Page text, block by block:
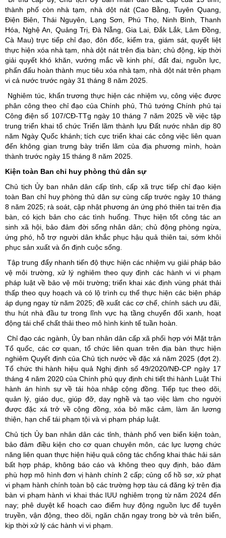
thành phố còn nhà tạm, nhà dột nát (Cao Bằng, Tuyên Quang,
Điện Biên, Thái Nguyên, Lạng Sơn, Phú Thọ, Ninh Bình, Thanh
Hóa, Nghệ An, Quảng Trị, Đà Nẵng, Gia Lai, Đắk Lắk, Lâm Đồng,
Cà Mau) trực tiếp chỉ đạo, đôn đốc, kiểm tra, giám sát, quyết liệt
thực hiện xóa nhà tạm, nhà dột nát trên địa bàn; chủ động, kịp thời
giải quyết khó khăn, vướng mắc về kinh phí, đất đai, nguồn lực,
phấn đấu hoàn thành mục tiêu xóa nhà tạm, nhà dột nát trên phạm
vi cả nước trước ngày 31 tháng 8 năm 2025.
Nghiêm túc, khẩn trương thực hiện các nhiệm vụ, công việc được
phân công theo chỉ đạo của Chính phủ, Thủ tướng Chính phủ tại
Công điện số 107/CĐ-TTg ngày 10 tháng 7 năm 2025 về việc tập
trung triển khai tổ chức Triển lãm thành lựu Đất nước nhân dịp 80
năm Ngày Quốc khánh; tích cực triển khai các công việc liên quan
đến không gian trưng bày triển lãm của địa phương mình, hoàn
thành trước ngày 15 tháng 8 năm 2025.
Kiện toàn Ban chỉ huy phòng thủ dân sự
Chủ tịch Ủy ban nhân dân cấp tỉnh, cấp xã trực tiếp chỉ đạo kiện
toàn Ban chỉ huy phòng thủ dân sự cùng cấp trước ngày 10 tháng
8 năm 2025; rà soát, cập nhật phương án ứng phó thiên tai trên địa
bàn, có kịch bản cho các tình huống. Thực hiện tốt công tác an
sinh xã hội, bảo đảm đời sống nhân dân; chủ động phòng ngừa,
ứng phó, hỗ trợ người dân khắc phục hậu quả thiên tai, sớm khôi
phục sản xuất và ổn định cuộc sống.
Tập trung đẩy nhanh tiến độ thực hiện các nhiệm vụ giải pháp bảo
vệ môi trường, xử lý nghiêm theo quy định các hành vi vi phạm
pháp luật về bảo vệ môi trường; triển khai xác định vùng phát thải
thấp theo quy hoạch và có lộ trình cụ thể thực hiện các biện pháp
áp dụng ngay từ năm 2025; đề xuất các cơ chế, chính sách ưu đãi,
thu hút nhà đầu tư trong lĩnh vực hạ tầng chuyển đổi xanh, hoạt
động tái chế chất thải theo mô hình kinh tế tuần hoàn.
Chỉ đạo các ngành, Ủy ban nhân dân cấp xã phối hợp với Mặt trận
Tổ quốc, các cơ quan, tổ chức liên quan trên địa bàn thực hiện
nghiêm Quyết định của Chủ tịch nước về đặc xá năm 2025 (đợt 2).
Tổ chức thi hành hiệu quả Nghị định số 49/2020/NĐ-CP ngày 17
tháng 4 năm 2020 của Chính phủ quy định chi tiết thi hành Luật Thi
hành án hình sự về tái hòa nhập cộng đồng. Tiếp tục theo dõi,
quản lý, giáo dục, giúp đỡ, dạy nghề và tạo việc làm cho người
được đặc xá trở về cộng đồng, xóa bỏ mặc cảm, làm ăn lương
thiện, hạn chế tái phạm tội và vi phạm pháp luật.
Chủ tịch Ủy ban nhân dân các tỉnh, thành phố ven biển kiện toàn,
bảo đảm điều kiện cho cơ quan chuyên môn, các lực lượng chức
năng liên quan thực hiện hiệu quả công tác chống khai thác hải sản
bất hợp pháp, không báo cáo và không theo quy định, bảo đảm
phù hợp mô hình đơn vị hành chính 2 cấp; củng cố hồ sơ, xử phạt
vi phạm hành chính toàn bộ các trường hợp tàu cá đăng ký trên địa
bàn vi phạm hành vi khai thác IUU nghiêm trọng từ năm 2024 đến
nay; phê duyệt kế hoạch cao điểm huy động nguồn lực để tuyên
truyền, vận động, theo dõi, ngăn chặn ngay trong bờ và trên biển,
kịp thời xử lý các hành vi vi phạm.